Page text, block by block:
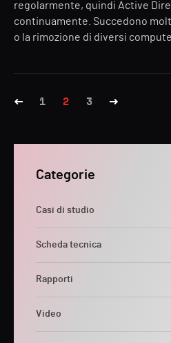
Categorie
Casi di studio
Scheda tecnica
Rapporti
Video
regolarmente, quindi Active
continuamente. Succedono
o la rimozione di diversi
1 2 3